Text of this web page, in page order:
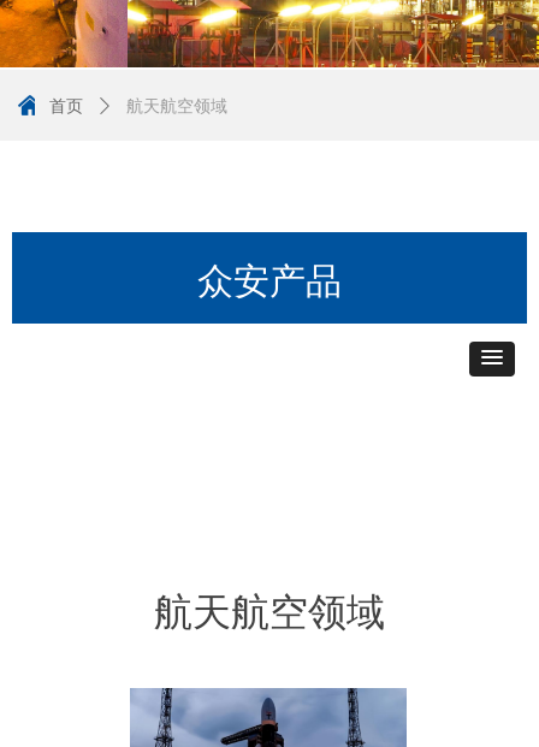
낀 首页 ꄲ 航天航空领域
众安产品
航天航空领域